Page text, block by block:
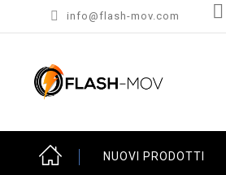

 info@flash-mov.com
NUOVI PRODOTTI